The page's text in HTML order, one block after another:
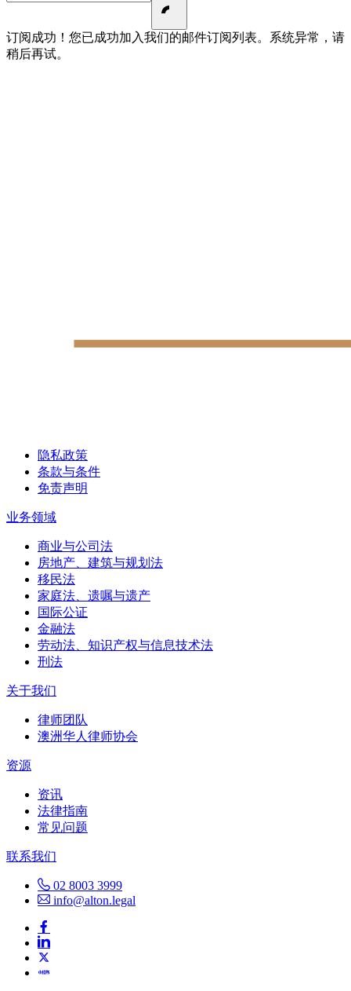
订阅成功！您已成功加入我们的邮件订阅列表。 系统异常，请
稍后再试。
隐私政策
条款与条件
免责声明
业务领域
商业与公司法
房地产、建筑与规划法
移民法
家庭法、遗嘱与遗产
国际公证
金融法
劳动法、知识产权与信息技术法
刑法
关于我们
律师团队
澳洲华人律师协会
资源
资讯
法律指南
常见问题
联系我们
02 8003 3999
info@alton.legal